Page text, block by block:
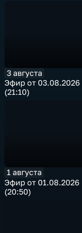
3 августа
Эфир от 03.08.2026
(21:10)
1 августа
Эфир от 01.08.2026
(20:50)